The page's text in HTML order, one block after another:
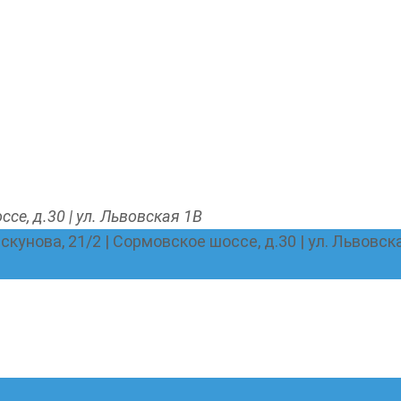
д.30 | ул. Львовская 1В
21/2 | Сормовское шоссе, д.30 | ул.